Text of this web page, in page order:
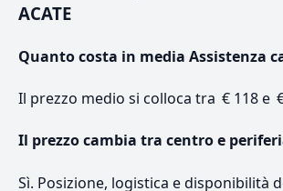
ACATE
Quanto costa in media Assistenza
Il prezzo medio si colloca tra € 118 e
Il prezzo cambia tra centro e
Sì. Posizione, logistica e disponibilità